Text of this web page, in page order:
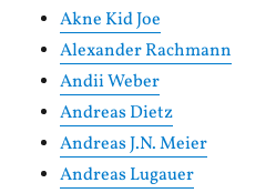
Akne Kid Joe
Alexander Rachmann
Andii Weber
Andreas Dietz
Andreas J.N. Meier
Andreas Lugauer